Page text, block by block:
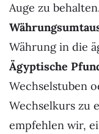
Auge zu
Währung in die
Ägyptische
Wechselstuben
Wechselkurs zu
empfehlen wir,